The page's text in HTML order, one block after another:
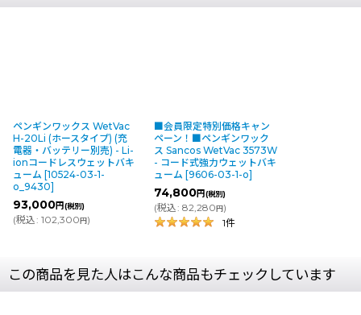
ペンギンワックス WetVac
H-20Li (ホースタイプ) (充
電器・バッテリー別売) - Li-
ionコードレスウェットバキ
ューム [10524-03-1-
o_9430]
93,000円(税別)
(税込: 102,300円)
■会員限定特別価格キャン
ペーン！■ペンギンワック
ス Sancos WetVac 3573W
- コード式強力ウェットバキ
ューム [9606-03-1-o]
74,800円(税別)
(税込: 82,280円)
1件
この商品を見た人はこんな商品もチェックしています